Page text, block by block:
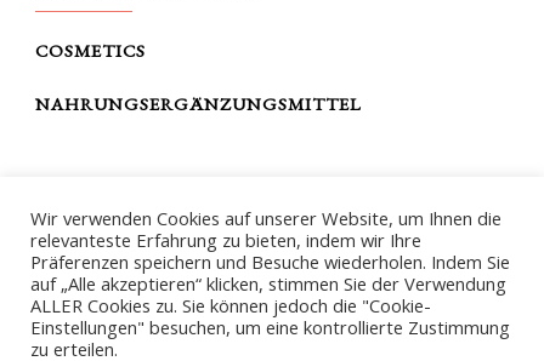
COSMETICS
NAHRUNGSERGÄNZUNGSMITTEL
IMPRESSUM
DATENSCHUTZERKLÄRUNG
ALLGEMEINE GESCHÄFTSBEDINGUNGEN
Wir verwenden Cookies auf unserer Website, um Ihnen die
relevanteste Erfahrung zu bieten, indem wir Ihre
Präferenzen speichern und Besuche wiederholen. Indem Sie
auf „Alle akzeptieren“ klicken, stimmen Sie der Verwendung
ALLER Cookies zu. Sie können jedoch die "Cookie-
Einstellungen" besuchen, um eine kontrollierte Zustimmung
zu erteilen.